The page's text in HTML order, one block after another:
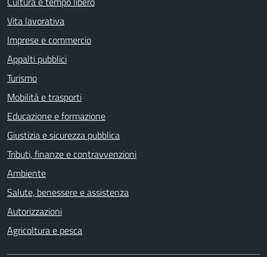
Vita lavorativa
Imprese e commercio
Appalti pubblici
Turismo
Mobilità e trasporti
Educazione e formazione
Giustizia e sicurezza pubblica
Tributi, finanze e contravvenzioni
Ambiente
Salute, benessere e assistenza
Autorizzazioni
Agricoltura e pesca